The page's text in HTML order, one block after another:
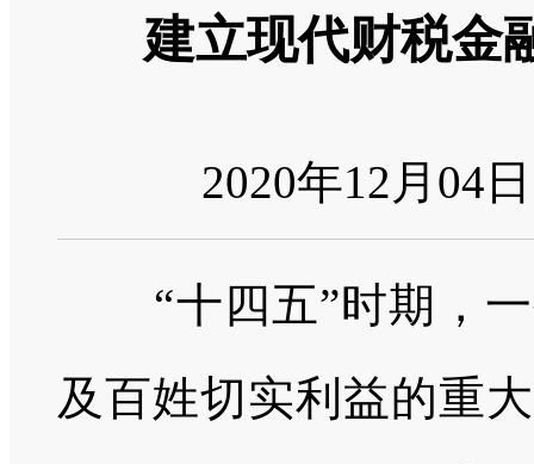
建立现代财税金
2020年12月04
“十四五”时期，
及百姓切实利益的重